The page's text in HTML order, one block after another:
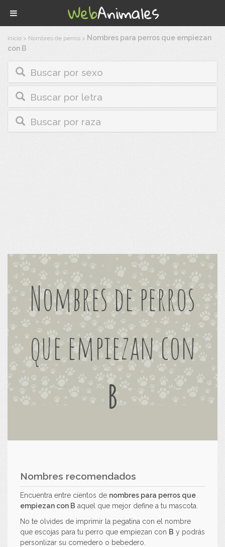
Inicio > Nombres de perros > Nombres para perros que empiezan
con B
Buscar por sexo
Buscar por letra
Buscar por raza
Nombres de perros
que empiezan con
B
Nombres recomendados
Encuentra entre cientos de nombres para perros que
empiezan con B aquel que mejor define a tu mascota.
No te olvides de imprimir la pegatina con el nombre
que escojas para tu perro que empiezan con B y podrás
personlizar su comedero o bebedero.